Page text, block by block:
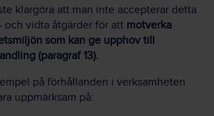
klargöra att man inte accepterar detta
och vidta åtgärder för att motverka
som kan ge upphov till
(paragraf 13).
på förhållanden i verksamheten
uppmärksam på: